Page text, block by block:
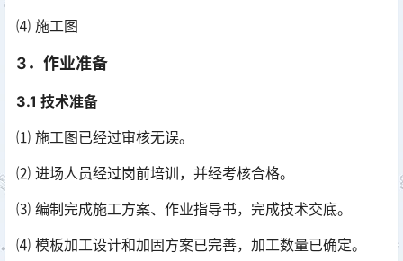
⑷ 施工图
3．作业准备
3.1 技术准备
⑴ 施工图已经过审核无误。
⑵ 进场人员经过岗前培训，并经考核合格。
⑶ 编制完成施工方案、作业指导书，完成技术交底。
⑷ 模板加工设计和加固方案已完善，加工数量已确定。